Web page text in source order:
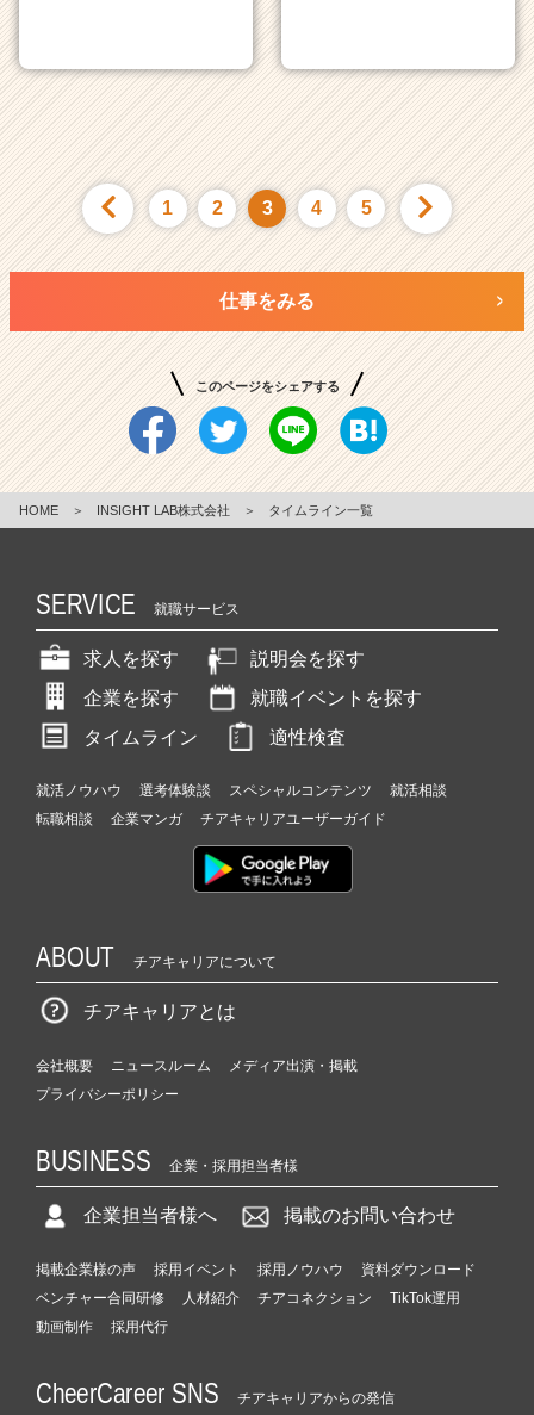
1 2 3 4 5
仕事をみる
このページをシェアする
HOME ＞ INSIGHT LAB株式会社 ＞ タイムライン一覧
SERVICE 就職サービス
求人を探す
説明会を探す
企業を探す
就職イベントを探す
タイムライン
適性検査
就活ノウハウ 選考体験談 スペシャルコンテンツ
就活相談
転職相談
企業マンガ チアキャリアユーザーガイド
ABOUT チアキャリアについて
チアキャリアとは
会社概要 ニュースルーム
メディア出演・掲載
プライバシーポリシー
BUSINESS 企業・採用担当者様
企業担当者様へ 掲載のお問い合わせ
掲載企業様の声 採用イベント 採用ノウハウ
資料ダウンロード
ベンチャー合同研修
人材紹介 チアコネクション
TikTok運用
動画制作
採用代行
CheerCareer SNS チアキャリアからの発信